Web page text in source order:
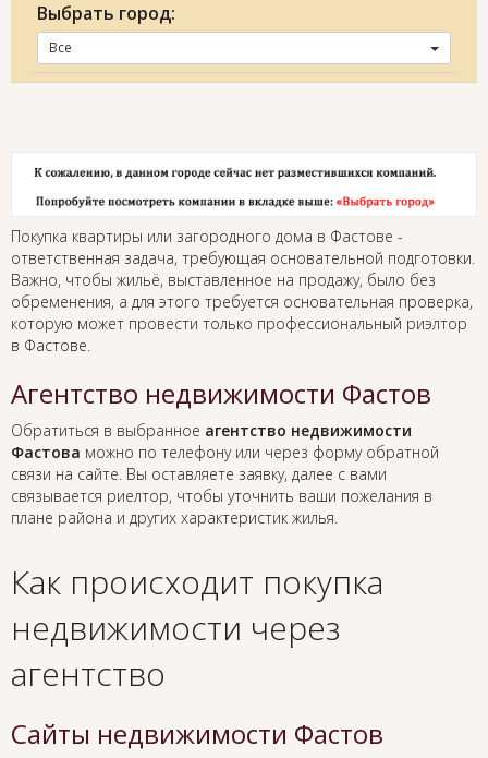
Выбрать город:
Все
Покупка квартиры или загородного дома в Фастове -
ответственная задача, требующая основательной подготовки.
Важно, чтобы жильё, выставленное на продажу, было без
обременения, а для этого требуется основательная проверка,
которую может провести только профессиональный риэлтор
в Фастове.
Агентство недвижимости Фастов
Обратиться в выбранное агентство недвижимости
Фастова можно по телефону или через форму обратной
связи на сайте. Вы оставляете заявку, далее с вами
связывается риелтор, чтобы уточнить ваши пожелания в
плане района и других характеристик жилья.
Как происходит покупка
недвижимости через
агентство
Сайты недвижимости Фастов